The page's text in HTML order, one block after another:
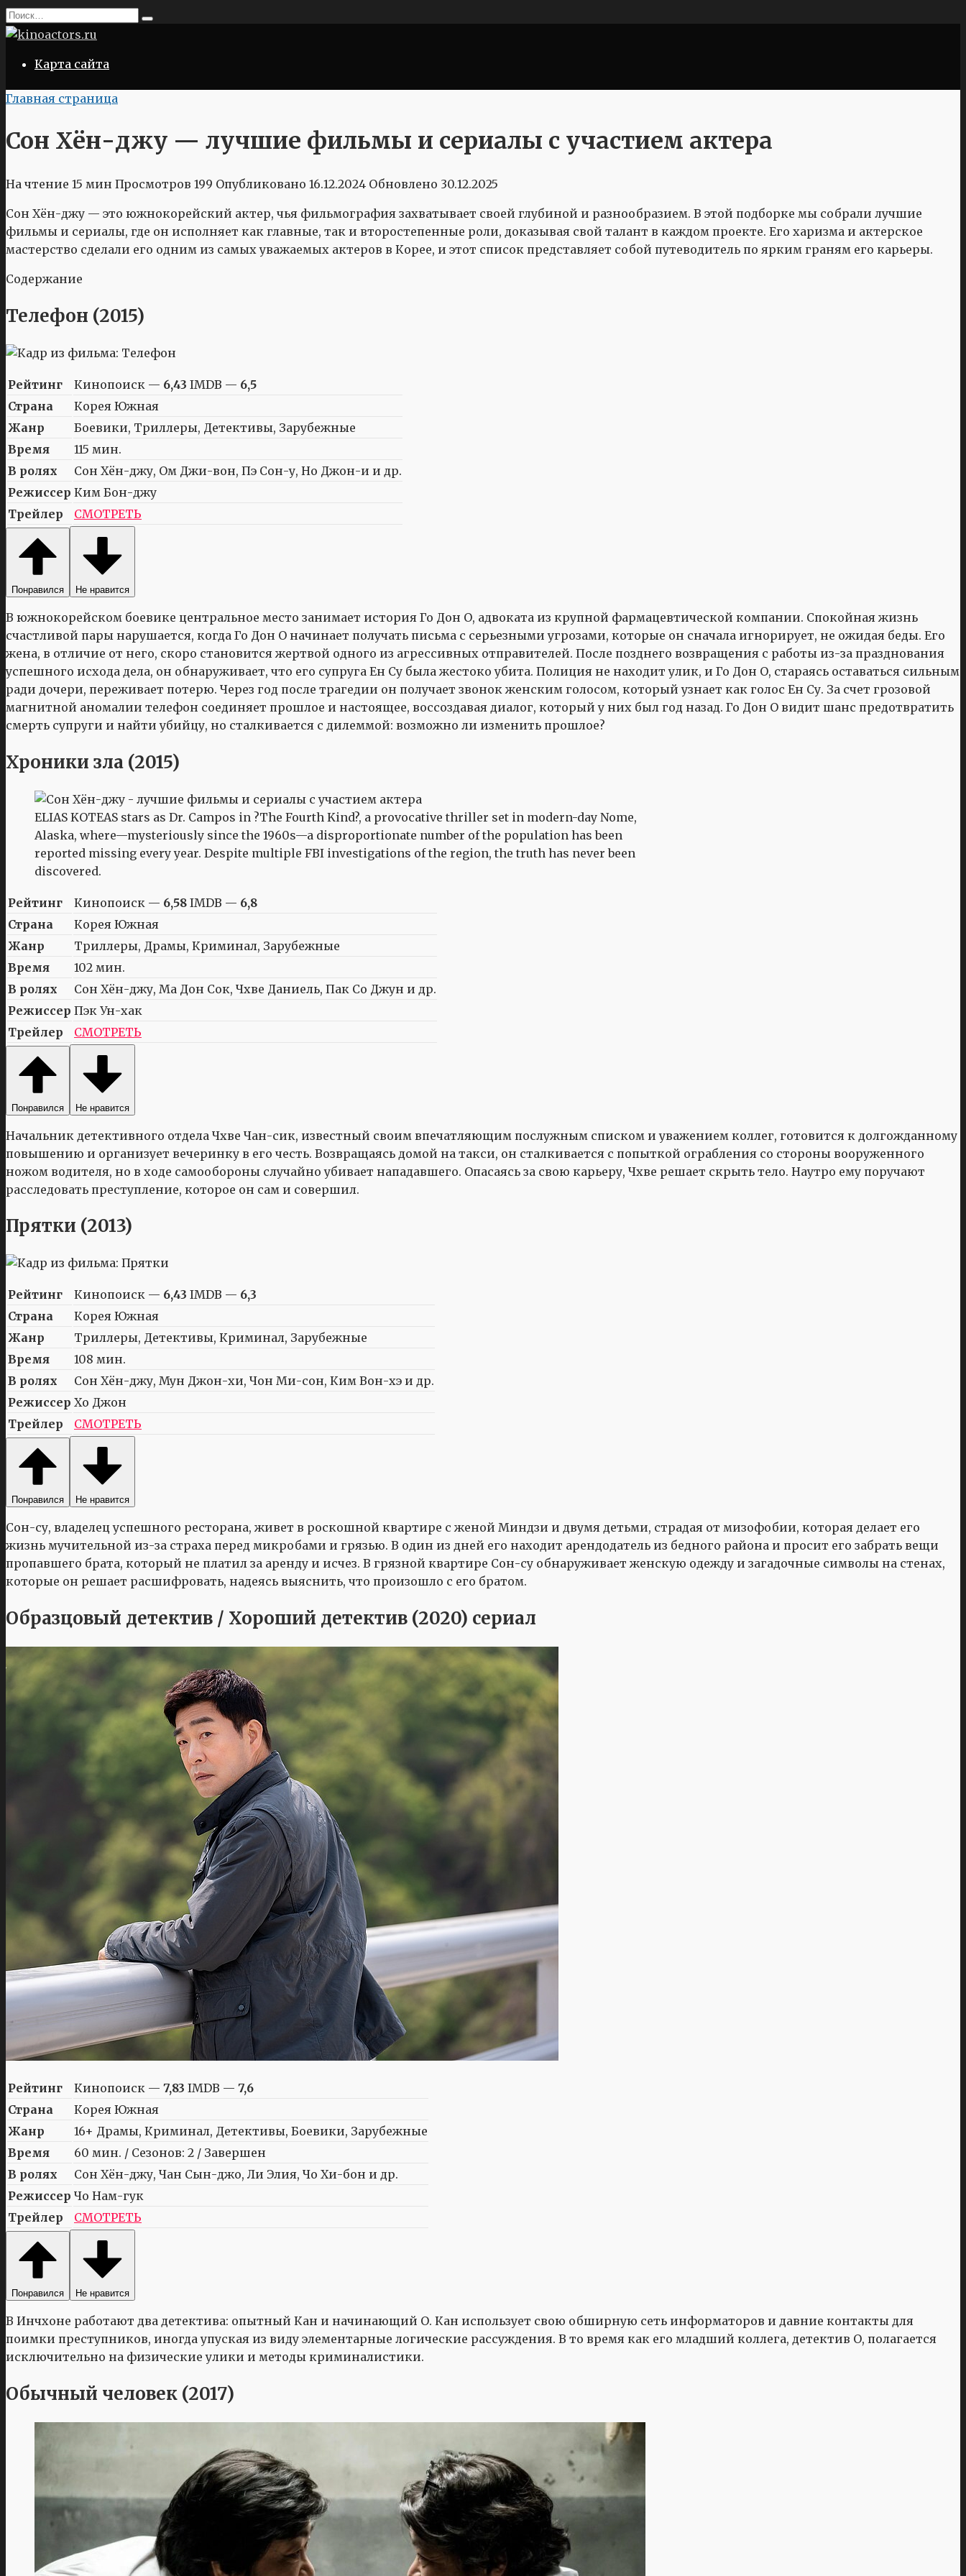
Перейти
к
Search
for:
Карта сайта
Главная страница
Сон Хён-джу — лучшие фильмы и сериалы с участием актера
На чтение 15 мин Просмотров 199 Опубликовано 16.12.2024 Обновлено 30.12.2025
Сон Хён-джу — это южнокорейский актер, чья фильмография захватывает своей глубиной и разнообразием. В этой подборке мы собрали лучшие
фильмы и сериалы, где он исполняет как главные, так и второстепенные роли, доказывая свой талант в каждом проекте. Его харизма и актерское
мастерство сделали его одним из самых уважаемых актеров в Корее, и этот список представляет собой путеводитель по ярким граням его карьеры.
Содержание
Телефон (2015)
Рейтинг Кинопоиск — 6,43 IMDB — 6,5
Страна
Корея Южная
Жанр
Боевики, Триллеры, Детективы, Зарубежные
Время
115 мин.
В ролях
Сон Хён-джу, Ом Джи-вон, Пэ Сон-у, Но Джон-и и др.
Режиссер Ким Бон-джу
Трейлер
СМОТРЕТЬ
Понравился Не нравится
В южнокорейском боевике центральное место занимает история Го Дон О, адвоката из крупной фармацевтической компании. Спокойная жизнь
счастливой пары нарушается, когда Го Дон О начинает получать письма с серьезными угрозами, которые он сначала игнорирует, не ожидая беды. Его
жена, в отличие от него, скоро становится жертвой одного из агрессивных отправителей. После позднего возвращения с работы из-за празднования
успешного исхода дела, он обнаруживает, что его супруга Ен Су была жестоко убита. Полиция не находит улик, и Го Дон О, стараясь оставаться сильным
ради дочери, переживает потерю. Через год после трагедии он получает звонок женским голосом, который узнает как голос Ен Су. За счет грозовой
магнитной аномалии телефон соединяет прошлое и настоящее, воссоздавая диалог, который у них был год назад. Го Дон О видит шанс предотвратить
смерть супруги и найти убийцу, но сталкивается с дилеммой: возможно ли изменить прошлое?
Хроники зла (2015)
ELIAS KOTEAS stars as Dr. Campos in ?The Fourth Kind?, a provocative thriller set in modern-day Nome,
Alaska, where—mysteriously since the 1960s—a disproportionate number of the population has been
reported missing every year. Despite multiple FBI investigations of the region, the truth has never been
discovered.
Рейтинг Кинопоиск — 6,58 IMDB — 6,8
Страна
Корея Южная
Жанр
Триллеры, Драмы, Криминал, Зарубежные
Время
102 мин.
В ролях
Сон Хён-джу, Ма Дон Сок, Чхве Даниель, Пак Со Джун и др.
Режиссер Пэк Ун-хак
Трейлер
СМОТРЕТЬ
Понравился Не нравится
Начальник детективного отдела Чхве Чан-сик, известный своим впечатляющим послужным списком и уважением коллег, готовится к долгожданному
повышению и организует вечеринку в его честь. Возвращаясь домой на такси, он сталкивается с попыткой ограбления со стороны вооруженного
ножом водителя, но в ходе самообороны случайно убивает нападавшего. Опасаясь за свою карьеру, Чхве решает скрыть тело. Наутро ему поручают
расследовать преступление, которое он сам и совершил.
Прятки (2013)
Рейтинг Кинопоиск — 6,43 IMDB — 6,3
Страна
Корея Южная
Жанр
Триллеры, Детективы, Криминал, Зарубежные
Время
108 мин.
В ролях
Сон Хён-джу, Мун Джон-хи, Чон Ми-сон, Ким Вон-хэ и др.
Режиссер Хо Джон
Трейлер
СМОТРЕТЬ
Понравился Не нравится
Сон-су, владелец успешного ресторана, живет в роскошной квартире с женой Миндзи и двумя детьми, страдая от мизофобии, которая делает его
жизнь мучительной из-за страха перед микробами и грязью. В один из дней его находит арендодатель из бедного района и просит его забрать вещи
пропавшего брата, который не платил за аренду и исчез. В грязной квартире Сон-су обнаруживает женскую одежду и загадочные символы на стенах,
которые он решает расшифровать, надеясь выяснить, что произошло с его братом.
Образцовый детектив / Хороший детектив (2020) сериал
Рейтинг Кинопоиск — 7,83 IMDB — 7,6
Страна
Корея Южная
Жанр
16+ Драмы, Криминал, Детективы, Боевики, Зарубежные
Время
60 мин. / Сезонов: 2 / Завершен
В ролях
Сон Хён-джу, Чан Сын-джо, Ли Элия, Чо Хи-бон и др.
Режиссер Чо Нам-гук
Трейлер
СМОТРЕТЬ
Понравился Не нравится
В Инчхоне работают два детектива: опытный Кан и начинающий О. Кан использует свою обширную сеть информаторов и давние контакты для
поимки преступников, иногда упуская из виду элементарные логические рассуждения. В то время как его младший коллега, детектив О, полагается
исключительно на физические улики и методы криминалистики.
Обычный человек (2017)